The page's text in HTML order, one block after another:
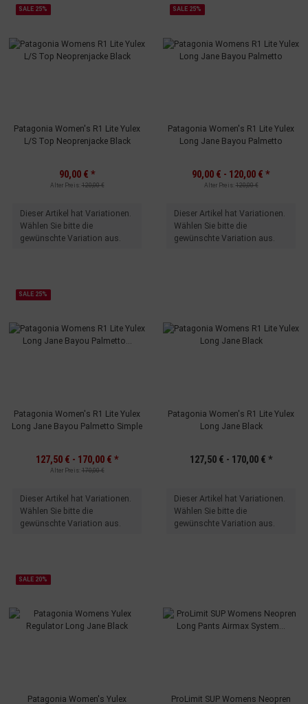
SALE 25%
Patagonia Women's R1 Lite Yulex
L/S Top Neoprenjacke Black
90,00 € *
Alter Preis: 120,00 €
xDieser Artikel hat Variationen.
Wählen Sie bitte die
gewünschte Variation aus.
SALE 25%
Patagonia Women's R1 Lite Yulex
Long Jane Bayou Palmetto
90,00 € - 120,00 € *
Alter Preis: 120,00 €
xDieser Artikel hat Variationen.
Wählen Sie bitte die
gewünschte Variation aus.
SALE 25%
Patagonia Women's R1 Lite Yulex
Long Jane Bayou Palmetto Simple
127,50 € - 170,00 € *
Alter Preis: 170,00 €
xDieser Artikel hat Variationen.
Wählen Sie bitte die
gewünschte Variation aus.
Patagonia Women's R1 Lite Yulex
Long Jane Black
127,50 € - 170,00 € *
xDieser Artikel hat Variationen.
Wählen Sie bitte die
gewünschte Variation aus.
SALE 20%
Patagonia Women's Yulex
ProLimit SUP Womens Neopren